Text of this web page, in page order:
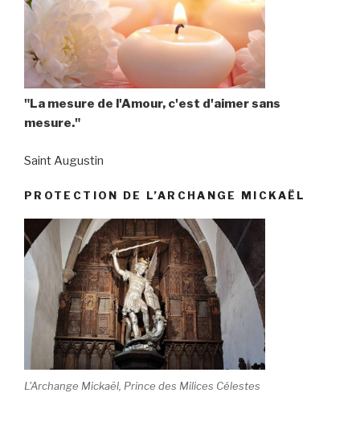
"La mesure de l'Amour, c'est d'aimer sans
mesure."
Saint Augustin
PROTECTION DE L’ARCHANGE MICKAËL
L'Archange Mickaël, Prince des Milices Célestes